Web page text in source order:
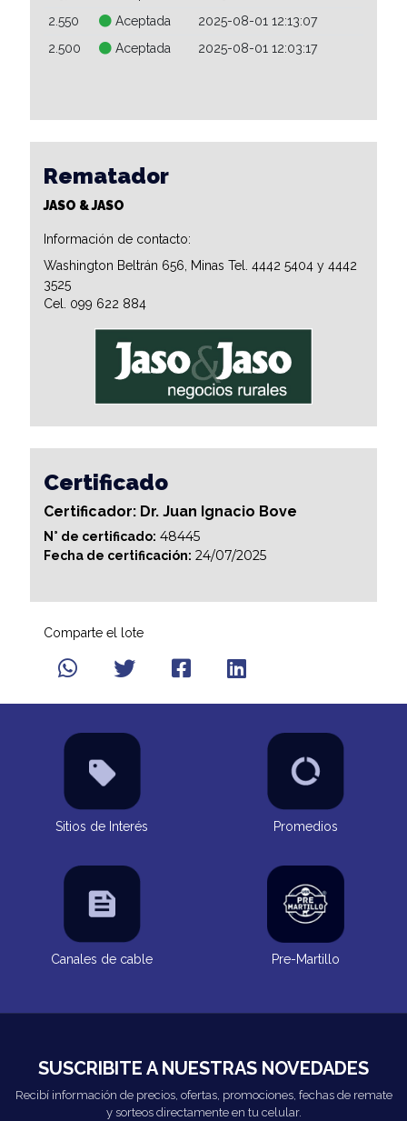
2.550
Aceptada
2025-08-01 12:13:07
2.500
Aceptada 2025-08-01 12:03:17
Rematador
JASO & JASO
Información de contacto:
Washington Beltrán 656, Minas Tel. 4442 5404 y 4442
3525
Cel. 099 622 884
Certificado
Certificador: Dr. Juan Ignacio Bove
N° de certificado: 48445
Fecha de certificación: 24/07/2025
Comparte el lote
Sitios de Interés Promedios
Canales de cable Pre-Martillo
SUSCRIBITE A NUESTRAS NOVEDADES
Recibí información de precios, ofertas, promociones, fechas de remate
y sorteos directamente en tu celular.